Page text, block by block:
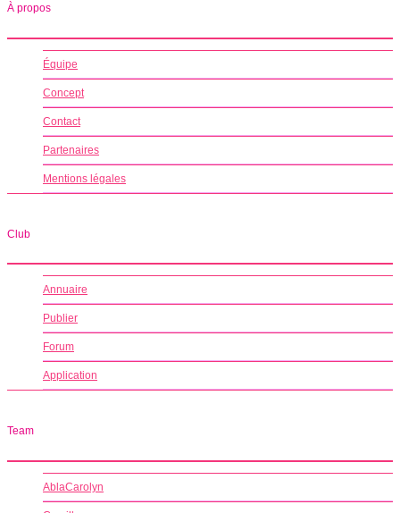
À propos
Équipe
Concept
Contact
Partenaires
Mentions légales
Club
Annuaire
Publier
Forum
Application
Team
AblaCarolyn